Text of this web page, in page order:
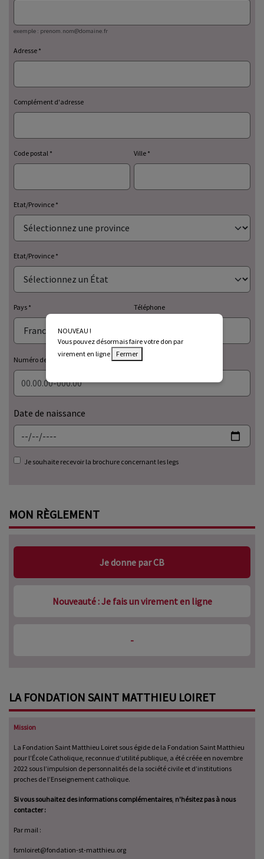
exemple : prenom.nom@domaine.fr
Adresse
Complément d'adresse
Code postal Ville
Etat/Province
Etat/Province
Pays Téléphone
Exemple : 06 12 34 56 78
Numéro de registre national
Date de naissance
Je souhaite recevoir la brochure concernant les legs
MON RÈGLEMENT
Je donne par CB
Nouveauté : Je fais un virement en ligne
-
LA FONDATION SAINT MATTHIEU LOIRET
Mission
La Fondation Saint Matthieu Loiret sous égide de la Fondation Saint Matthieu
pour l’École Catholique, reconnue d’utilité publique, a été créée en novembre
2022 sous l’impulsion de personnalités de la société civile et d’institutions
proches de l’Enseignement catholique.
Si vous souhaitez des informations complémentaires, n'hésitez pas à nous
contacter :
Par mail :
fsmloiret@fondation-st-matthieu.org
NOUVEAU !
Vous pouvez désormais faire votre don par
virement en ligne
Fermer